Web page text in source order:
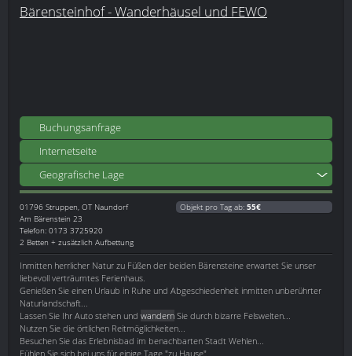
Bärensteinhof - Wanderhäusel und FEWO
Buchungsanfrage
Internetseite
Geografische Lage
01796 Struppen, OT Naundorf
Am Bärenstein 23
Telefon: 0173 3725920
2 Betten + zusätzlich Aufbettung
Objekt pro Tag ab: 55€
Inmitten herrlicher Natur zu Füßen der beiden Bärensteine erwartet Sie unser
liebevoll verträumtes Ferienhaus.
Genießen Sie einen Urlaub in Ruhe und Abgeschiedenheit inmitten unberührter
Naturlandschaft...
Lassen Sie Ihr Auto stehen und wandern Sie durch bizarre Felswelten...
Nutzen Sie die örtlichen Reitmöglichkeiten...
Besuchen Sie das Erlebnisbad im benachbarten Stadt Wehlen...
Fühlen Sie sich bei uns für einige Tage "zu Hause".